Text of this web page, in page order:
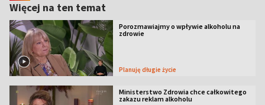
Więcej na ten temat
Porozmawiajmy o wpływie alkoholu na
zdrowie
Planuję długie życie
Ministerstwo Zdrowia chce całkowitego
zakazu reklam alkoholu